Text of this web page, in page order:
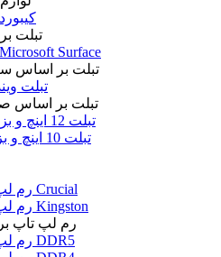
تبلت
تبلت Microsoft Surface
تبلت بر اساس
تبلت
تبلت بر اساس
تبلت 12 اینچ و بزرگ‌تر
تبلت 10 اینچ و بزرگتر
رم لپ تاپ Crucial
رم لپ تاپ Kingston
رم لپ تاپ
رم لپ تاپ DDR5